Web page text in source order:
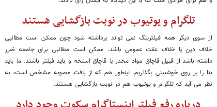
تلگرام و یوتیوب در نوبت بازگشایی هستند
از سوی دیگر همه فیلترینگ نمی تواند برداشته شود چون ممکن است مطالبی
خلاف دین یا خلاف عفت عمومی باشد. ممکن است مطالبی برای جامعه ضرر
داشته باشد از قبیل قاچاق مواد مخدر یا قاچاق اسلحه و باید فیلتر باشند. ما باید
بنا را بر روی خوشبینی بگذاریم. اینطور هم که از بافت مصوبه مشخص است، به
نظر می آید که تلگرام و یوتیوب هم در نوبت بازگشایی هستند.